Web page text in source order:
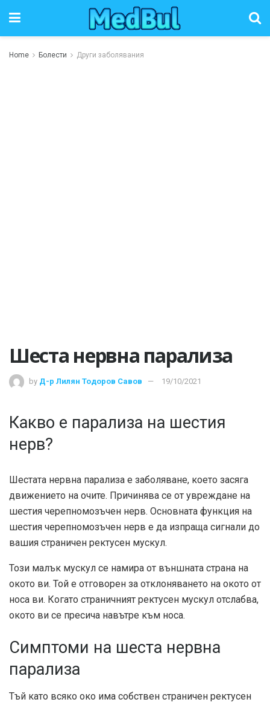
Home Болести Други заболявания
Шеста нервна парализа
by Д-р Лилян Тодоров Савов 19/10/2021
Какво е парализа на шестия
нерв?
Шестата нервна парализа е заболяване, което засяга
движението на очите. Причинява се от увреждане на
шестия черепномозъчен нерв. Основната функция на
шестия черепномозъчен нерв е да изпраща сигнали до
вашия страничен ректусен мускул.
Този малък мускул се намира от външната страна на
окото ви. Той е отговорен за отклоняването на окото от
носа ви. Когато страничният ректусен мускул отслабва,
окото ви се пресича навътре към носа.
Симптоми на шеста нервна
парализа
Тъй като всяко око има собствен страничен ректусен